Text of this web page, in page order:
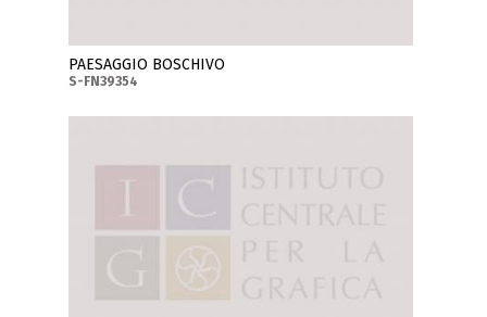
PAESAGGIO BOSCHIVO
S-FN39354